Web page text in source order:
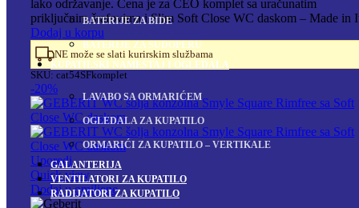
BATERIJE ZA BIDE
BATERIJE ZA SUDOPERU
KUPATILSKI NAMEŠTAJ I OGLEDALA
LAVABO SA ORMARIĆEM
OGLEDALA ZA KUPATILO
ORMARIĆI ZA KUPATILO – VERTIKALE
GALANTERIJA
VENTILATORI ZA KUPATILO
RADIJATORI ZA KUPATILO
47.000,00 RSD.
lako održavanje. Cena je za CEO komplet sa uračunatim
priključnim šrafovima i Slim Soft Close WC daskom – Made in
Dodaj u korpu
NE može se slati kurirskim službama
SKU: cat54SFkomplet
-20%
Uporedi
Quick view
Dodaj u omiljene